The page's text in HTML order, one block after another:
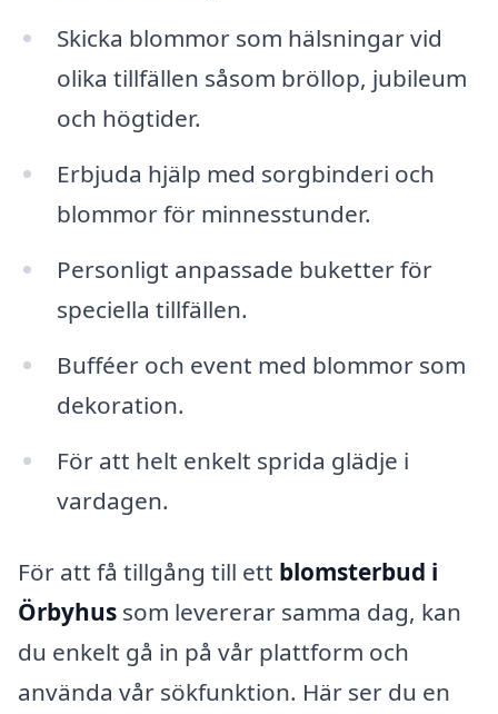
Skicka blommor som hälsningar vid
olika tillfällen såsom bröllop, jubileum
och högtider.
Erbjuda hjälp med sorgbinderi och
blommor för minnesstunder.
Personligt anpassade buketter för
speciella tillfällen.
Bufféer och event med blommor som
dekoration.
För att helt enkelt sprida glädje i
vardagen.
För att få tillgång till ett blomsterbud i
Örbyhus som levererar samma dag, kan
du enkelt gå in på vår plattform och
använda vår sökfunktion. Här ser du en